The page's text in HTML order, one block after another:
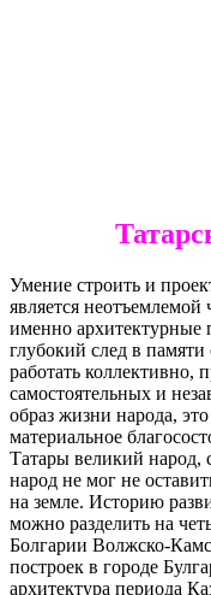
Умение строить и
является
именно архитектурные
глубокий след в
работать коллективно,
самостоятельных и
образ жизни народа,
материальное
Татары великий народ,
народ не мог не
на земле. Историю
можно разделить на
Болгарии Волжско-
построек в городе
архитектура периода